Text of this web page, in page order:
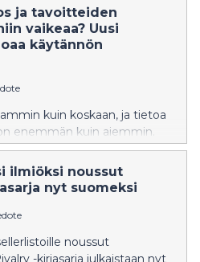
jotka inspiroivat
ja tavoitteiden
vaikeaa? Uusi
käytännön
kuin koskaan, ja tietoa
enemmän kuin aiemmin.
mutta pysyvän
toteutumatta. Samalla
epävarmuus
keinoja rakentaa kestävää
ja merkityksellisyyttä. Tästä
ilmiöksi noussut
nyt suomeksi
noussut
-kirjasarja julkaistaan nyt